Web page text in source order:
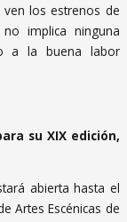
ven los estrenos de
implica ninguna
a la buena labor
su XIX edición,
abierta hasta el
Artes Escénicas de